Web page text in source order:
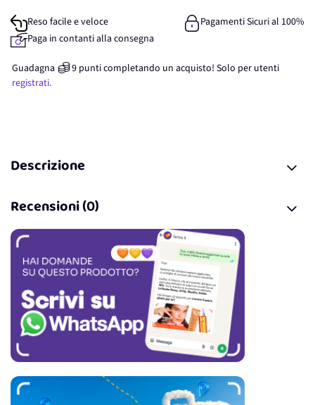
Reso facile e veloce
Pagamenti Sicuri al 100%
Paga in contanti alla consegna
Guadagna 9 punticompletando un acquisto! Solo per utenti
registrati.
Descrizione
Recensioni (0)